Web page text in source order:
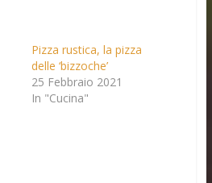
Pizza rustica, la pizza
delle ‘bizzoche’
25 Febbraio 2021
In "Cucina"